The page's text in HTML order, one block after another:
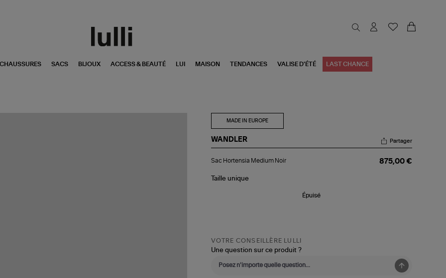
CHAUSSURES SACS BIJOUX ACCESS & BEAUTÉ LUI MAISON TENDANCES VALISE D'ÉTÉ LAST CHANCE
MADE IN EUROPE
WANDLER
Hortensia
Noir
Partager
Sac Hortensia Medium Noir 875,00 €
Taille unique
Épuisé
VOTRE CONSEILLÈRE LULLI
Une question sur ce produit ?